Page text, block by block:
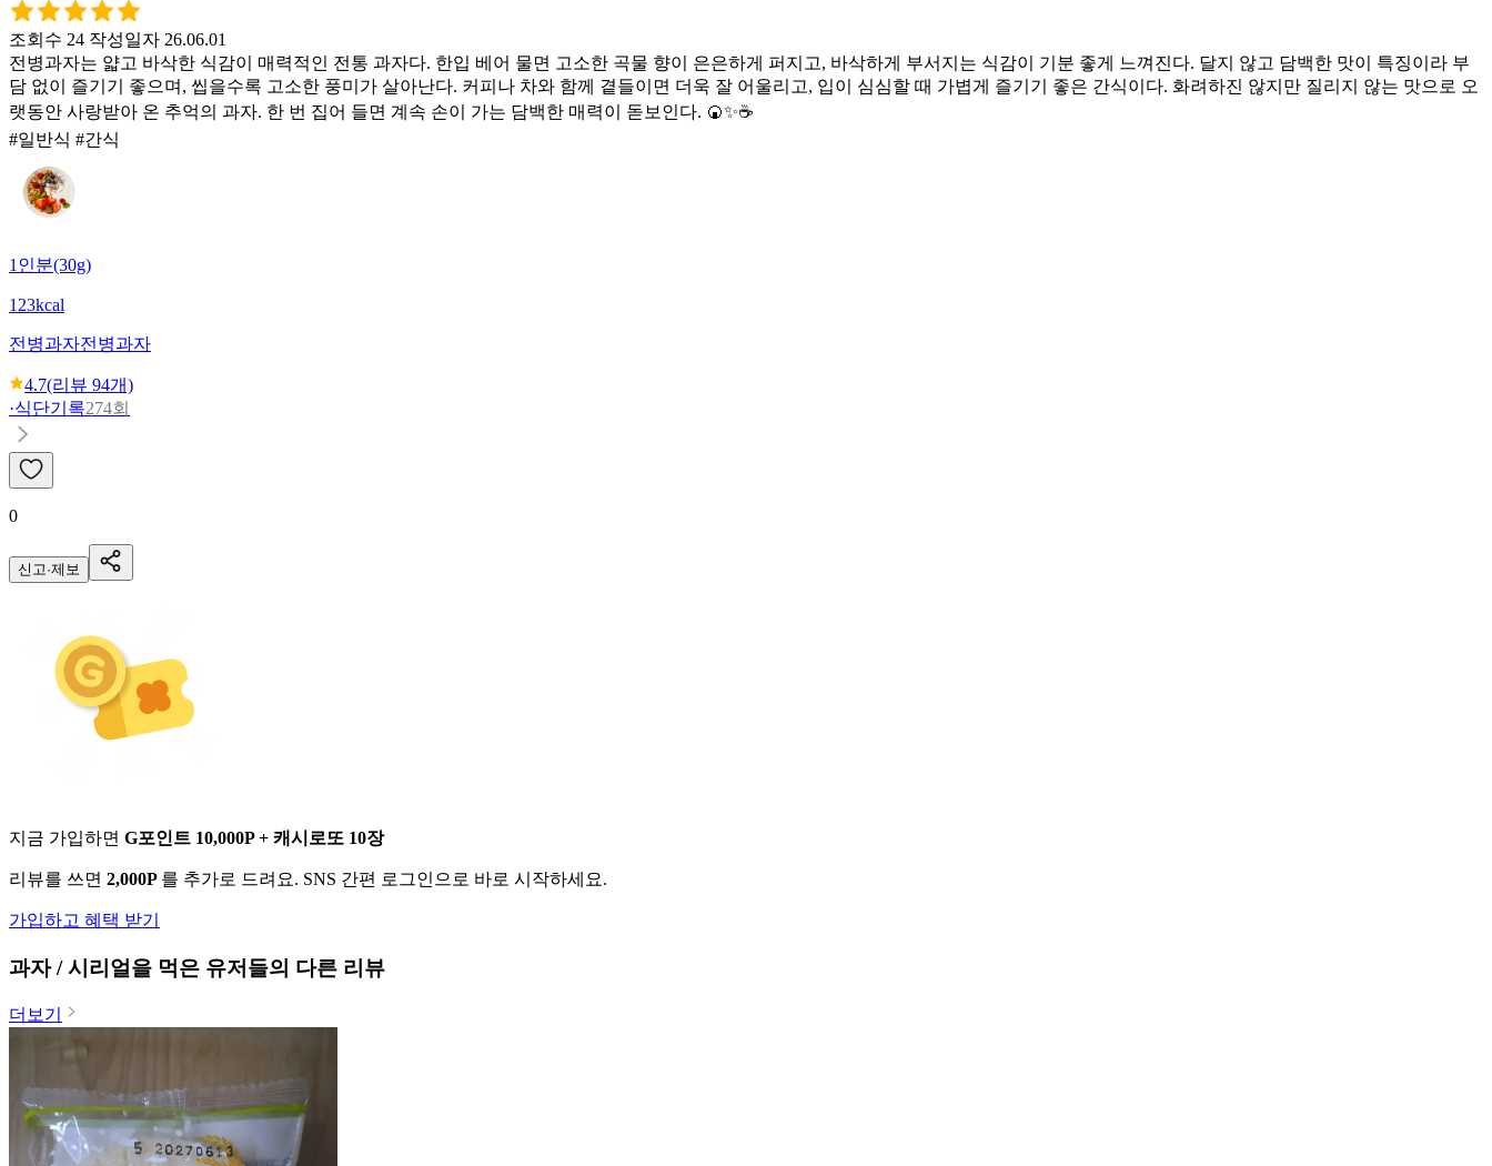
조회수 24 작성일자 26.06.01
전병과자는 얇고 바삭한 식감이 매력적인 전통 과자다. 한입 베어 물면 고소한 곡물 향이 은은하게 퍼지고, 바삭하게 부서지는 식감이 기분 좋게 느껴진다. 달지 않고 담백한 맛이 특징이라 부
담 없이 즐기기 좋으며, 씹을수록 고소한 풍미가 살아난다. 커피나 차와 함께 곁들이면 더욱 잘 어울리고, 입이 심심할 때 가볍게 즐기기 좋은 간식이다. 화려하진 않지만 질리지 않는 맛으로 오
랫동안 사랑받아 온 추억의 과자. 한 번 집어 들면 계속 손이 가는 담백한 매력이 돋보인다. 🍘✨☕
#일반식 #간식
1인분(30g)
123kcal
전병과자전병과자
4.7(리뷰 94개)
·식단기록274회
0
신고·제보
지금 가입하면 G포인트 10,000P + 캐시로또 10장
리뷰를 쓰면 2,000P 를 추가로 드려요. SNS 간편 로그인으로 바로 시작하세요.
가입하고 혜택 받기
과자 / 시리얼을 먹은 유저들의 다른 리뷰
더보기